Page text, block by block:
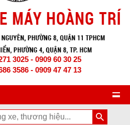
3025 - 0909 60 30 25
3586 - 0909 47 47 13